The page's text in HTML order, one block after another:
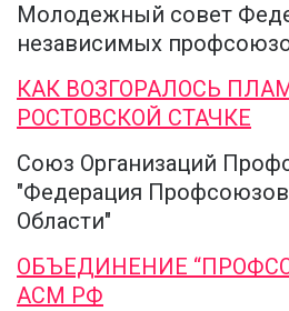
Молодежный совет
независимых
КАК ВОЗГОРАЛОСЬ
РОСТОВСКОЙ СТАЧКЕ
Союз Организаций
"Федерация
Области"
ОБЪЕДИНЕНИЕ
АСМ РФ